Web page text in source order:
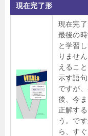
現在完了形
現在完
最後の
と学習
りませ
えるこ
示す語
ですが
後、今
正解す
う。で
ら、す